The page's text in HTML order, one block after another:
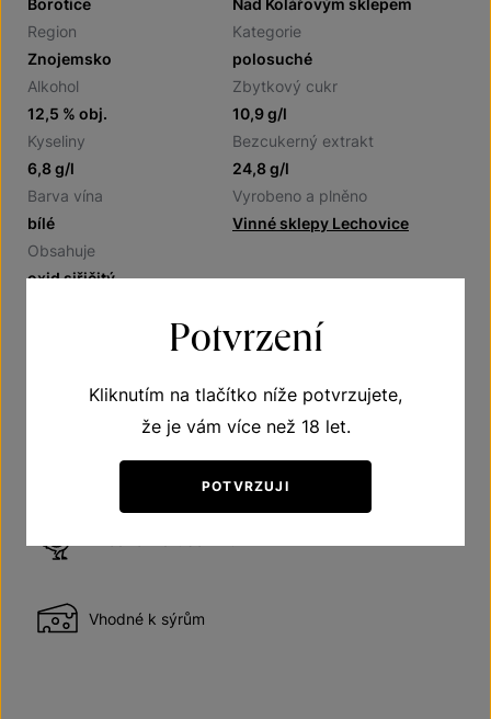
Borotice
Nad Kolářovým sklepem
Region
Znojemsko
Kategorie
polosuché
Alkohol
12,5 % obj.
Zbytkový cukr
10,9 g/l
Kyseliny
6,8 g/l
Bezcukerný extrakt
24,8 g/l
Barva vína
bílé
Vyrobeno a plněno
Vinné sklepy Lechovice
Obsahuje
oxid siřičitý
Doporučení
Víno polosuché
Vhodné k sýrům
Potvrzení
Kliknutím na tlačítko níže potvrzujete,
že je vám více než 18 let.
POTVRZUJI